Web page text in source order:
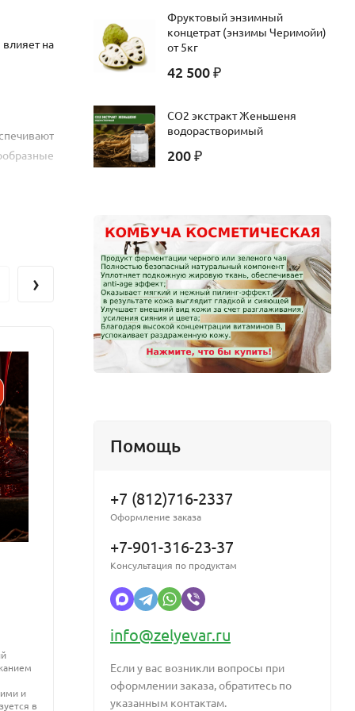
на
зрелой
в
масле
и
в
99% Bakuchiol / Бакучиол 99%
99%. Растительный антисептик, антиоксидант
натуральная альтернатива ретинолу, но без
его побочных эффектов
›
Фруктовый энзимный
концетрат (энзимы Черимойи)
от 5кг
42 500 ₽
CO2 экстракт Женьшеня
водорастворимый
200 ₽
Помощь
+7 (812)716-2337
Оформление заказа
+7-901-316-23-37
Консультация по продуктам
info@zelyevar.ru
Если у вас возникли вопросы при
оформлении заказа, обратитесь по
указанным контактам.